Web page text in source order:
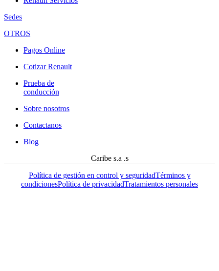
Sedes
OTROS
Pagos Online
Cotizar Renault
Prueba de
conducción
Sobre nosotros
Contactanos
Blog
Caribe s.a .s
Política de gestión en control y seguridadTérminos y
condicionesPolítica de privacidadTratamientos personales